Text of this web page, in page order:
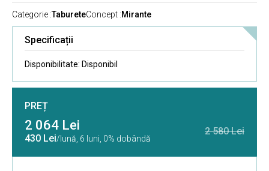
Categorie :TabureteConcept :Mirante
Specificații
Disponibilitate: Disponibil
PREȚ
2 064 Lei
430 Lei/lună, 6 luni, 0% dobândă
2 580 Lei